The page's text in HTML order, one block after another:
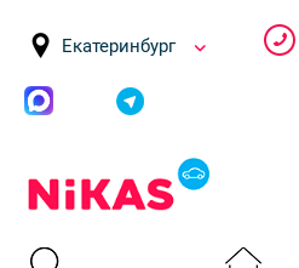
Екатеринбург